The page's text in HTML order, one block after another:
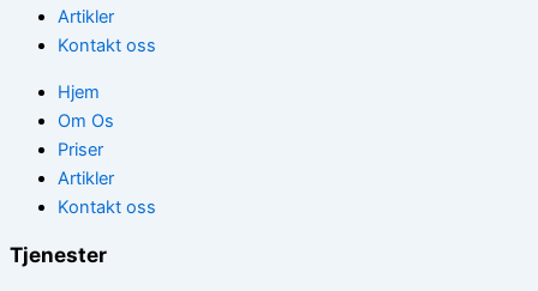
Artikler
Kontakt oss
Hjem
Om Os
Priser
Artikler
Kontakt oss
Tjenester